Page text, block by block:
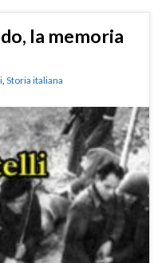
la memoria
Storia italiana